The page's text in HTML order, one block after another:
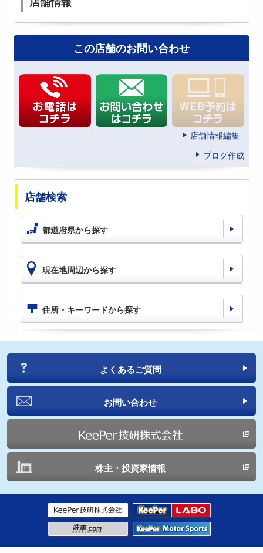
店舗情報
この店舗のお問い合わせ
店舗情報編集
ブログ作成
店舗検索
都道府県から探す
現在地周辺から探す
住所・キーワードから探す
よくあるご質問
お問い合わせ
株主・投資家情報